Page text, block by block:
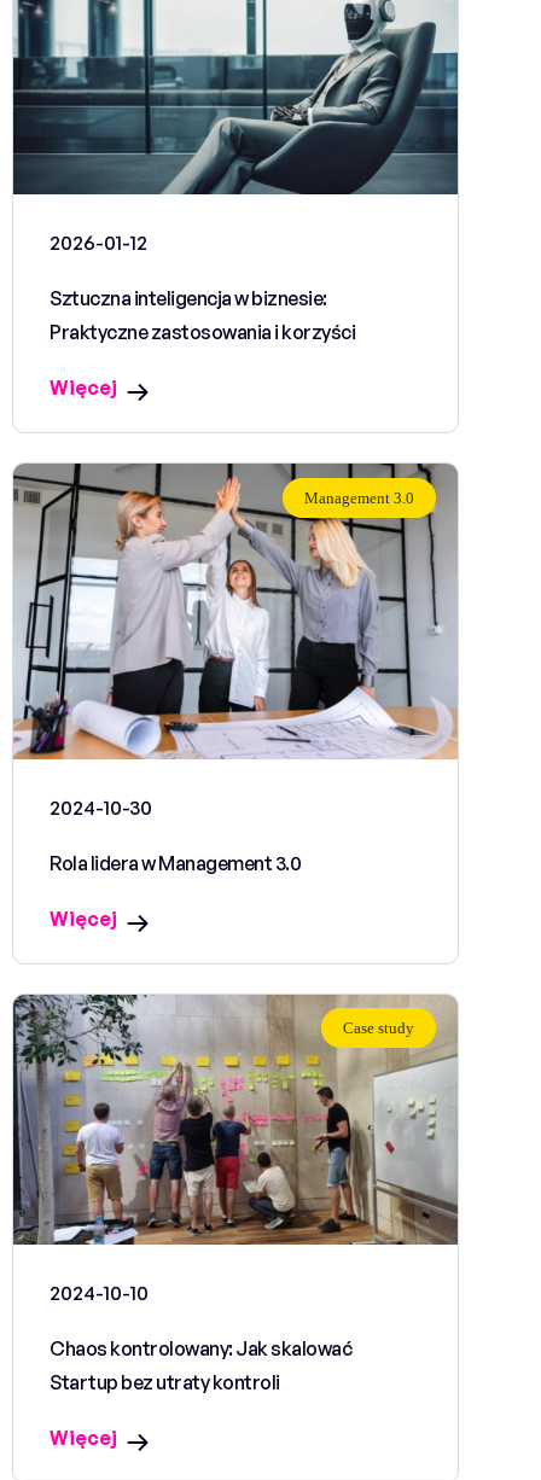
2026-01-12
Sztuczna inteligencja w biznesie:
Praktyczne zastosowania i korzyści
Więcej
Management 3.0
2024-10-30
Rola lidera w Management 3.0
Więcej
Case study
2024-10-10
Chaos kontrolowany: Jak skalować
Startup bez utraty kontroli
Więcej